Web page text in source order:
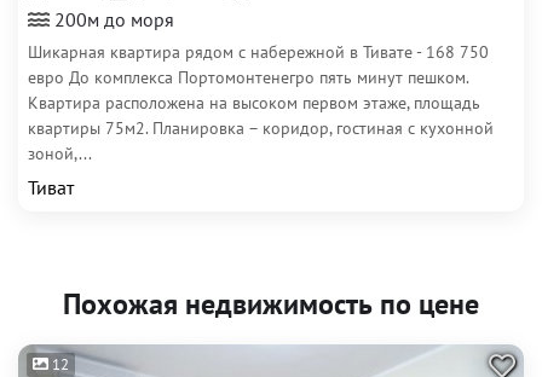
200м до моря
Шикарная квартира рядом с набережной в Тивате - 168 750
евро До комплекса Портомонтенегро пять минут пешком.
Квартира расположена на высоком первом этаже, площадь
квартиры 75м2. Планировка – коридор, гостиная с кухонной
зоной,...
Тиват
Похожая недвижимость по цене
12